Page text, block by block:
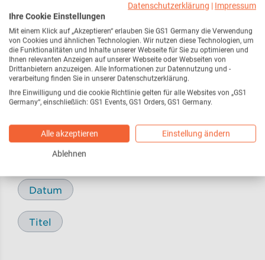
Pressemitteilungen /
Pressemeldungen
17
Blog29
Sortieren nach
Relevanz
Datum
Titel
Datenschutzerklärung | Impressum
Ihre Cookie Einstellungen
Mit einem Klick auf „Akzeptieren“ erlauben Sie GS1 Germany die Verwendung
von Cookies und ähnlichen Technologien. Wir nutzen diese Technologien, um
die Funktionalitäten und Inhalte unserer Webseite für Sie zu optimieren und
Ihnen relevanten Anzeigen auf unserer Webseite oder Webseiten von
Drittanbietern anzuzeigen. Alle Informationen zur Datennutzung und -
verarbeitung finden Sie in unserer Datenschutzerklärung.
Ihre Einwilligung und die cookie Richtlinie gelten für alle Websites von „GS1
Germany“, einschließlich: GS1 Events, GS1 Orders, GS1 Germany.
Alle akzeptieren Einstellung ändern
Ablehnen